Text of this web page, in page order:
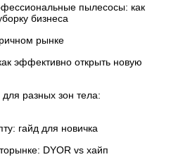
пылесосы: как
бизнеса
рынке
эффективно открыть новую
разных зон тела:
гайд для новичка
DYOR vs хайп